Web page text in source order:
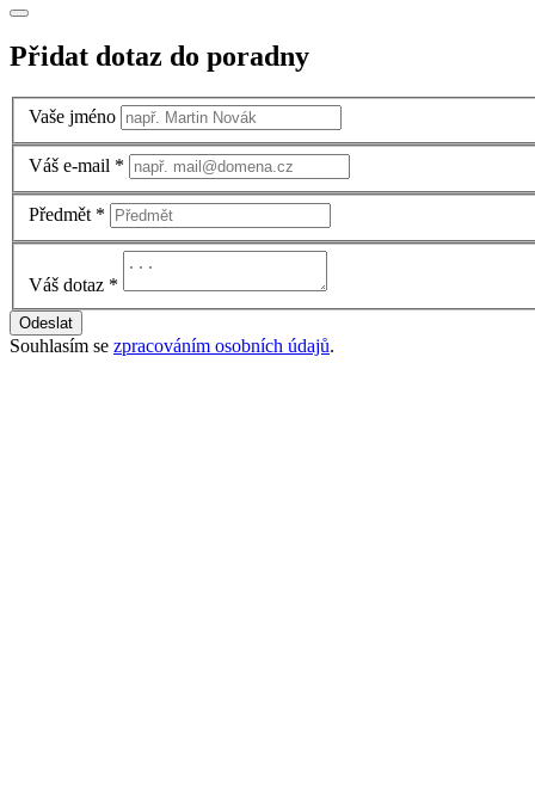
Přidat dotaz do poradny
Vaše jméno
Váš e-mail *
Předmět *
Váš dotaz *
Odeslat
Souhlasím se zpracováním osobních údajů.